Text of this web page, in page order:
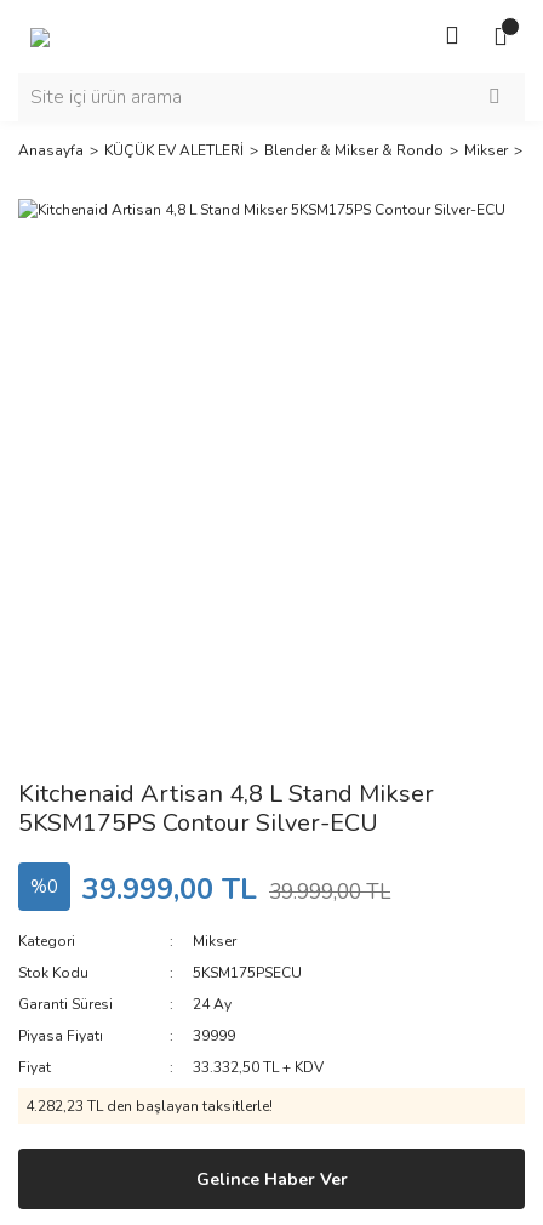
Anasayfa KÜÇÜK EV ALETLERİ Blender & Mikser & Rondo Mikser
Kitchenaid Artisan 4,8 L Stand Mikser
5KSM175PS Contour Silver-ECU
%0 39.999,00 TL 39.999,00 TL
Kategori
Mikser
Stok Kodu
5KSM175PSECU
Garanti Süresi
24 Ay
Piyasa Fiyatı
39999
Fiyat
33.332,50 TL + KDV
4.282,23 TL den başlayan taksitlerle!
Gelince Haber Ver